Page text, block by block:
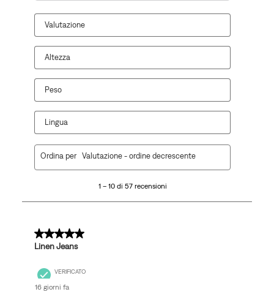
Valutazione
Altezza
Peso
Lingua
57
1 – 10 di 57 recensioni
Ordina per Valutazione - ordine decrescente
5 su 5 stelle.
Linen Jeans
VERIFICATO
16 giorni fa